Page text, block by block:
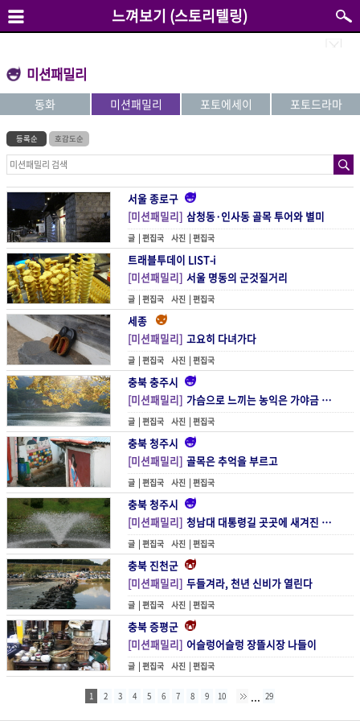
느껴보기 (스토리텔링)
미션패밀리
동화 미션패밀리 포토에세이 포토드라마
등록순 호감도순
서울 종로구
[미션패밀리] 삼청동·인사동 골목 투어와 별미
글 |편집국 사진 |편집국
트래블투데이 LIST-i
[미션패밀리] 서울 명동의 군것질거리
글 |편집국 사진 |편집국
세종
[미션패밀리] 고요히 다녀가다
글 |편집국 사진 |편집국
충북 충주시
[미션패밀리]
가슴으로 느끼는 농익은 가야금 선율
글 |편집국 사진 |편집국
충북 청주시
[미션패밀리] 골목은 추억을 부르고
글 |편집국 사진 |편집국
충북 청주시
[미션패밀리]
청남대 대통령길 곳곳에 새겨진 그들의 향수를 쫓다
글 |편집국 사진 |편집국
충북 진천군
[미션패밀리] 두들겨라, 천년 신비가 열린다
글 |편집국 사진 |편집국
충북 증평군
[미션패밀리] 어슬렁어슬렁 장뜰시장 나들이
글 |편집국 사진 |편집국
1 2 3 4 5 6 7 8 9 10 ... 29